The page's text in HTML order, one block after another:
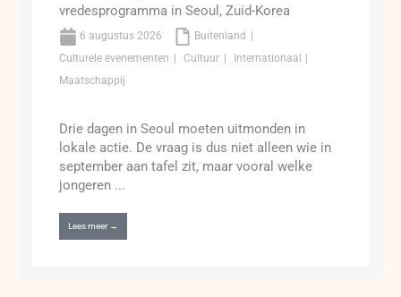
vredesprogramma in Seoul, Zuid-Korea
6 augustus 2026
Buitenland
Culturele evenementen
Cultuur
Internationaal
Maatschappij
Drie dagen in Seoul moeten uitmonden in
lokale actie. De vraag is dus niet alleen wie in
september aan tafel zit, maar vooral welke
jongeren ...
Lees meer →